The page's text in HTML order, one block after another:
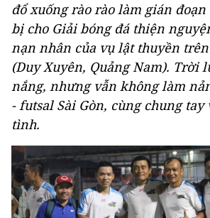
đổ xuống rào rào làm gián đoạn
bị cho Giải bóng đá thiện
nạn nhân của vụ lật thuyền
(Duy Xuyên, Quảng Nam). Trời
nắng, nhưng vẫn không làm
- futsal Sài Gòn, cùng chung
tình.